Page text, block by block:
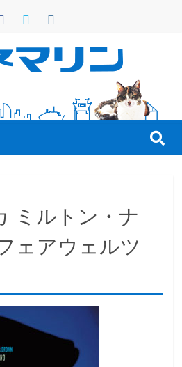
ミルトン・ナ
ェアウェルツ